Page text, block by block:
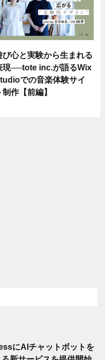
び心と実験から生まれる
現──tote inc.が語るWix
での音楽体験サイ
制作【前編】
にAIチャットボットを